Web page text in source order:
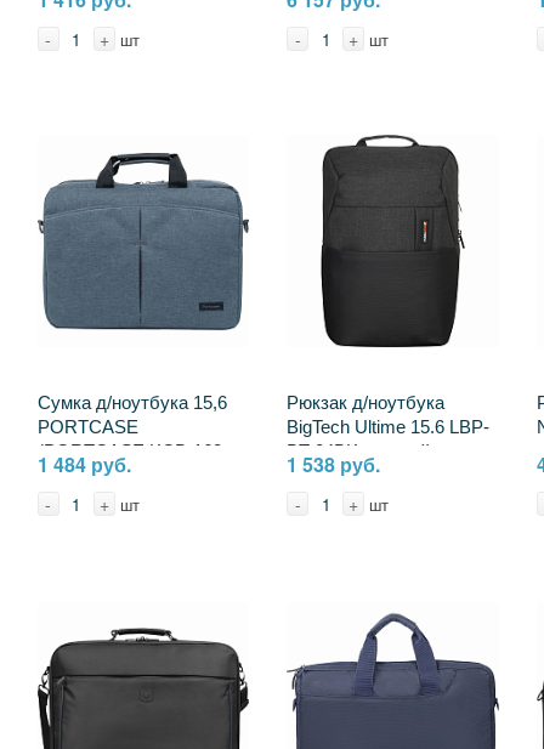
- + шт
2391412 4260709016238
- + шт
Сумка д/ноутбука 15,6
PORTCASE
(PORTCASE KCB-162
Grey) 2330597
1 484 руб.
- + шт
Рюкзак д/ноутбука
BigTech Ultime 15.6 LBP-
BT-04BK, черный
2094238
1 538 руб.
- + шт